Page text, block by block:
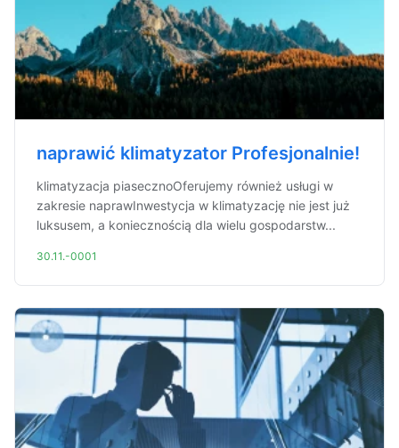
naprawić klimatyzator Profesjonalnie!
klimatyzacja piasecznoOferujemy również usługi w
zakresie naprawInwestycja w klimatyzację nie jest już
luksusem, a koniecznością dla wielu gospodarstw...
30.11.-0001